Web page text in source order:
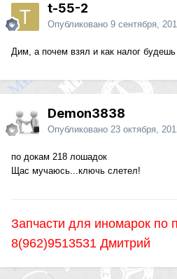
t-55-2
Опубликовано 9 сентября,
Дим, а почем взял и как налог будешь
Demon3838
Опубликовано 23 октября,
по докам 218 лошадок
Щас мучаюсь...ключь слетел!
Запчасти для иномарок
8(962)9513531 Дмитрий